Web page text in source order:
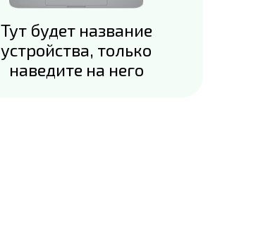
Тут будет название
устройства, только
наведите на него